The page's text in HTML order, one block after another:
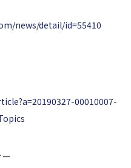
news/detail/id=55410
00010007-
ー